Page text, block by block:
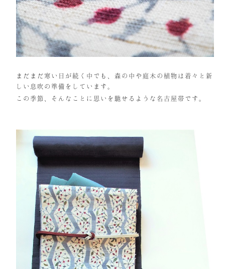
まだまだ寒い日が続く中でも、森の中や庭木の植物は着々と新
しい息吹の準備をしています。
この季節、そんなことに思いを馳せるような名古屋帯です。